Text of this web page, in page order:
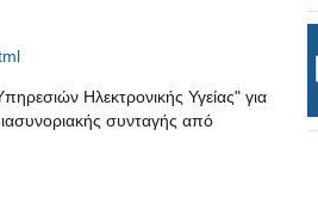
Ηλεκτρονικής Υγείας" για
συνταγής από